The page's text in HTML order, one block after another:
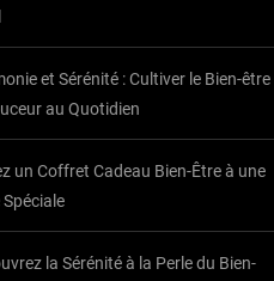
et Sérénité : Cultiver le Bien-être
au Quotidien
un Coffret Cadeau Bien-Être à une
la Sérénité à la Perle du Bien-